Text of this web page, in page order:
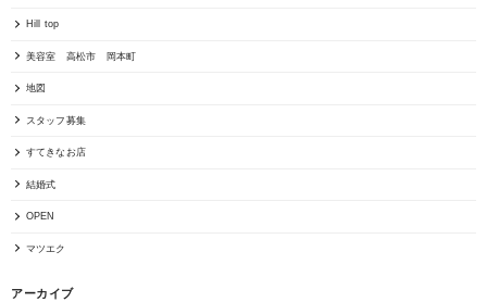
Hill top
美容室 高松市 岡本町
地図
スタッフ募集
すてきなお店
結婚式
OPEN
マツエク
アーカイブ